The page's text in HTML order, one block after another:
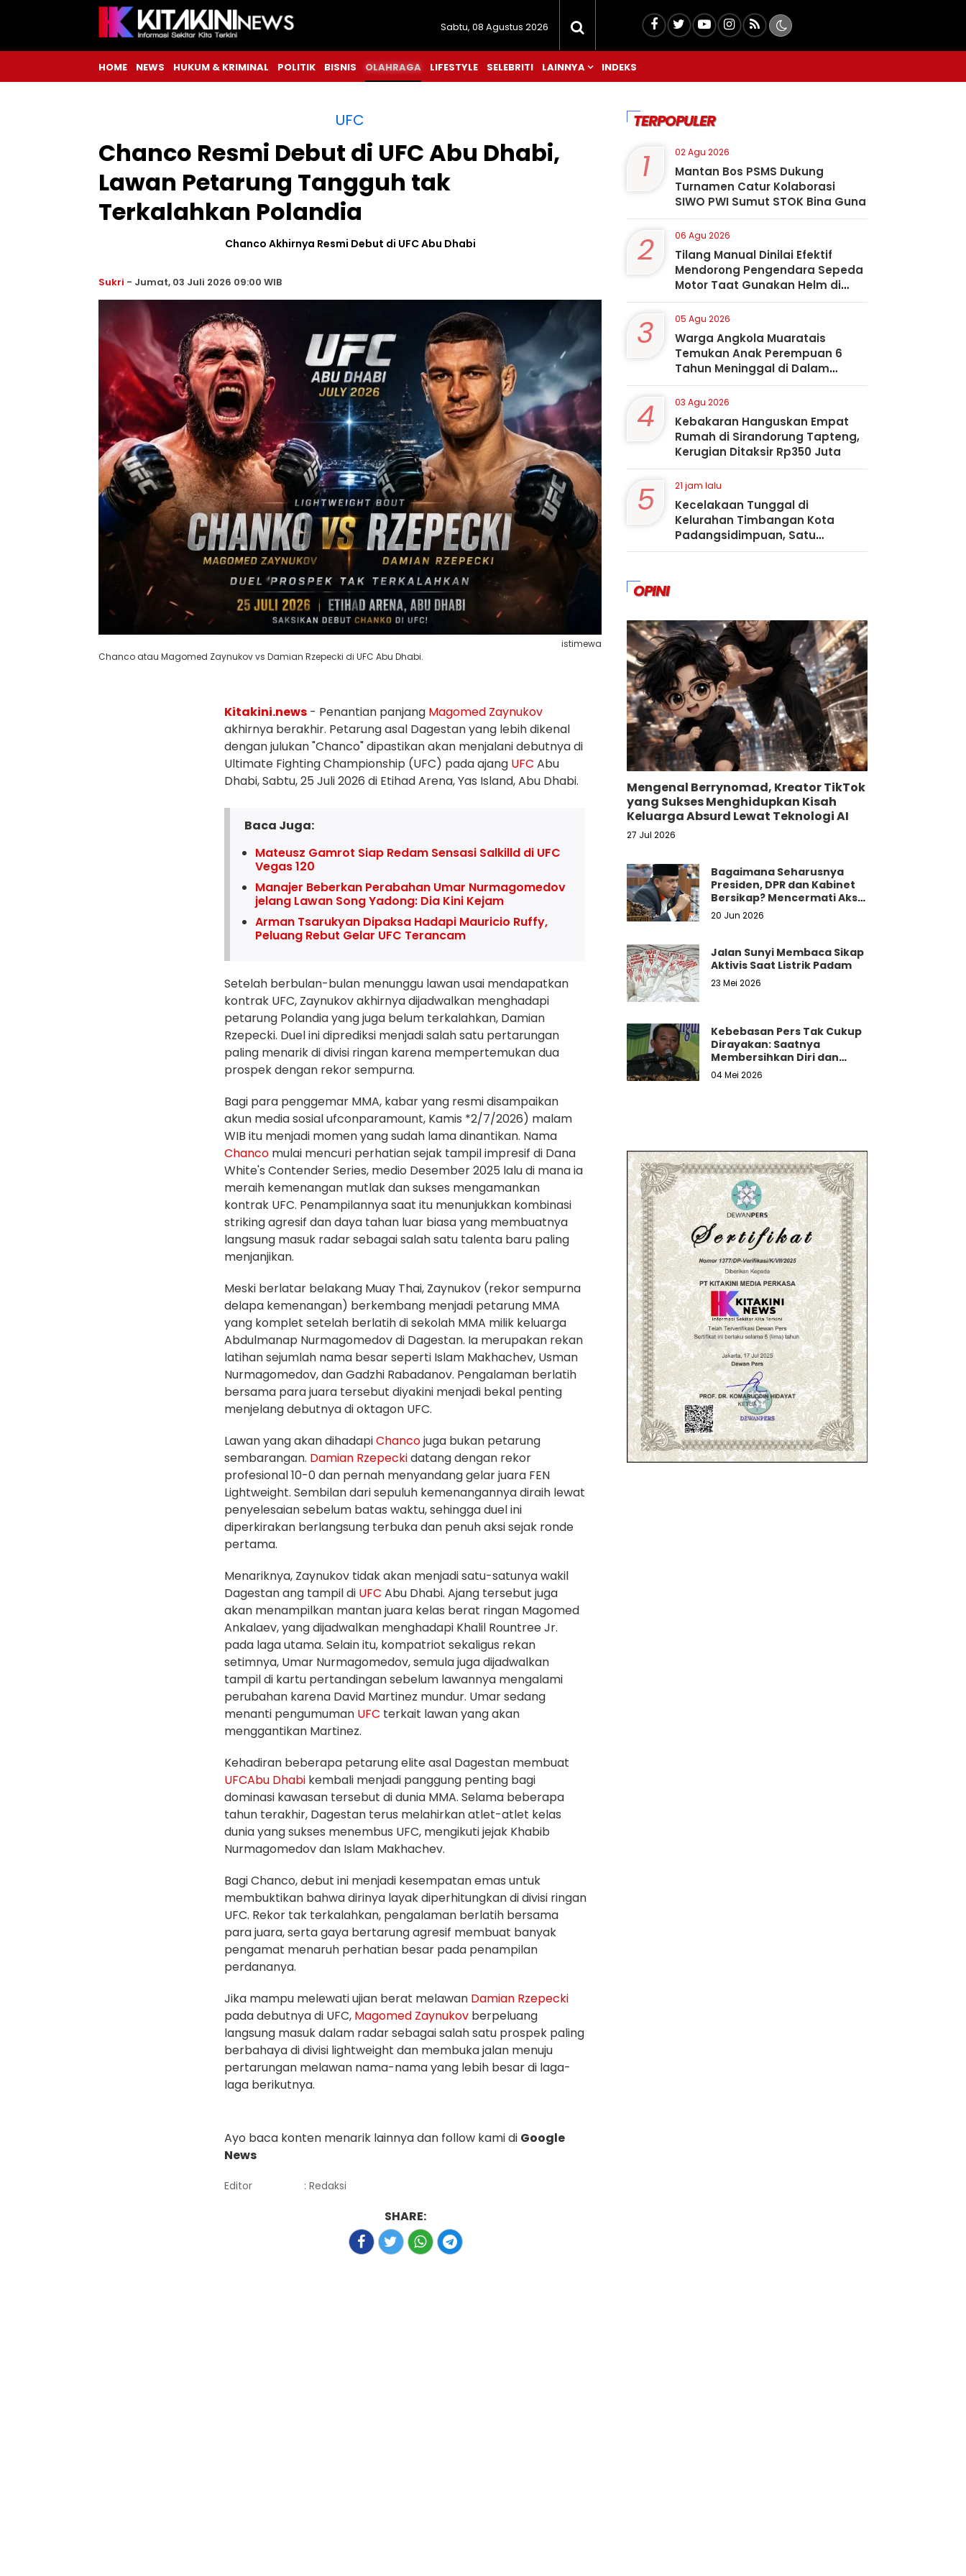
Sabtu, 08 Agustus 2026
HOME NEWS HUKUM & KRIMINAL POLITIK BISNIS OLAHRAGA LIFESTYLE SELEBRITI LAINNYA INDEKS
UFC
Chanco Resmi Debut di UFC Abu Dhabi,
Lawan Petarung Tangguh tak
Terkalahkan Polandia
Chanco Akhirnya Resmi Debut di UFC Abu Dhabi
Sukri - Jumat, 03 Juli 2026 09:00 WIB
istimewa
Chanco atau Magomed Zaynukov vs Damian Rzepecki di UFC Abu Dhabi.
Kitakini.news - Penantian panjang Magomed Zaynukov
akhirnya berakhir. Petarung asal Dagestan yang lebih dikenal
dengan julukan "Chanco" dipastikan akan menjalani debutnya di
Ultimate Fighting Championship (UFC) pada ajang UFC Abu
Dhabi, Sabtu, 25 Juli 2026 di Etihad Arena, Yas Island, Abu Dhabi.
Baca Juga:
Mateusz Gamrot Siap Redam Sensasi Salkilld di UFC
Vegas 120
Manajer Beberkan Perabahan Umar Nurmagomedov
jelang Lawan Song Yadong: Dia Kini Kejam
Arman Tsarukyan Dipaksa Hadapi Mauricio Ruffy,
Peluang Rebut Gelar UFC Terancam
Setelah berbulan-bulan menunggu lawan usai mendapatkan
kontrak UFC, Zaynukov akhirnya dijadwalkan menghadapi
petarung Polandia yang juga belum terkalahkan, Damian
Rzepecki. Duel ini diprediksi menjadi salah satu pertarungan
paling menarik di divisi ringan karena mempertemukan dua
prospek dengan rekor sempurna.
Bagi para penggemar MMA, kabar yang resmi disampaikan
akun media sosial ufconparamount, Kamis *2/7/2026) malam
WIB itu menjadi momen yang sudah lama dinantikan. Nama
Chanco mulai mencuri perhatian sejak tampil impresif di Dana
White's Contender Series, medio Desember 2025 lalu di mana ia
meraih kemenangan mutlak dan sukses mengamankan
kontrak UFC. Penampilannya saat itu menunjukkan kombinasi
striking agresif dan daya tahan luar biasa yang membuatnya
langsung masuk radar sebagai salah satu talenta baru paling
menjanjikan.
Meski berlatar belakang Muay Thai, Zaynukov (rekor sempurna
delapa kemenangan) berkembang menjadi petarung MMA
yang komplet setelah berlatih di sekolah MMA milik keluarga
Abdulmanap Nurmagomedov di Dagestan. Ia merupakan rekan
latihan sejumlah nama besar seperti Islam Makhachev, Usman
Nurmagomedov, dan Gadzhi Rabadanov. Pengalaman berlatih
bersama para juara tersebut diyakini menjadi bekal penting
menjelang debutnya di oktagon UFC.
Lawan yang akan dihadapiChancojuga bukan petarung
sembarangan. Damian Rzepeckidatang dengan rekor
profesional 10-0 dan pernah menyandang gelar juara FEN
Lightweight. Sembilan dari sepuluh kemenangannya diraih lewat
penyelesaian sebelum batas waktu, sehingga duel ini
diperkirakan berlangsung terbuka dan penuh aksi sejak ronde
pertama.
Menariknya, Zaynukov tidak akan menjadi satu-satunya wakil
Dagestan ang tampil di UFC Abu Dhabi. Ajang tersebut juga
akan menampilkan mantan juara kelas berat ringan Magomed
Ankalaev, yang dijadwalkan menghadapi Khalil Rountree Jr.
pada laga utama. Selain itu, kompatriot sekaligus rekan
setimnya, Umar Nurmagomedov, semula juga dijadwalkan
tampil di kartu pertandingan sebelum lawannya mengalami
perubahan karena David Martinez mundur. Umar sedang
menanti pengumuman UFC terkait lawan yang akan
menggantikan Martinez.
Kehadiran beberapa petarung elite asal Dagestan membuat
UFCAbu Dhabi kembali menjadi panggung penting bagi
dominasi kawasan tersebut di dunia MMA. Selama beberapa
tahun terakhir, Dagestan terus melahirkan atlet-atlet kelas
dunia yang sukses menembus UFC, mengikuti jejak Khabib
Nurmagomedov dan Islam Makhachev.
Bagi Chanco, debut ini menjadi kesempatan emas untuk
membuktikan bahwa dirinya layak diperhitungkan di divisi ringan
UFC. Rekor tak terkalahkan, pengalaman berlatih bersama
para juara, serta gaya bertarung agresif membuat banyak
pengamat menaruh perhatian besar pada penampilan
perdananya.
Jika mampu melewati ujian berat melawan Damian Rzepecki
pada debutnya di UFC, Magomed Zaynukov berpeluang
langsung masuk dalam radar sebagai salah satu prospek paling
berbahaya di divisi lightweight dan membuka jalan menuju
pertarungan melawan nama-nama yang lebih besar di laga-
laga berikutnya.
Ayo baca konten menarik lainnya dan follow kami di Google
News
Editor : Redaksi
SHARE:
TERPOPULER
1 02 Agu 2026
Mantan Bos PSMS Dukung
Turnamen Catur Kolaborasi
SIWO PWI Sumut STOK Bina Guna
2 06 Agu 2026
Tilang Manual Dinilai Efektif
Mendorong Pengendara Sepeda
Motor Taat Gunakan Helm di
Kota Padangsidimpuan
3 05 Agu 2026
Warga Angkola Muaratais
Temukan Anak Perempuan 6
Tahun Meninggal di Dalam
Sumur
4 03 Agu 2026
Kebakaran Hanguskan Empat
Rumah di Sirandorung Tapteng,
Kerugian Ditaksir Rp350 Juta
5 21 jam lalu
Kecelakaan Tunggal di
Kelurahan Timbangan Kota
Padangsidimpuan, Satu
Penumpang Tewas
OPINI
Mengenal Berrynomad, Kreator TikTok
yang Sukses Menghidupkan Kisah
Keluarga Absurd Lewat Teknologi AI
27 Jul 2026
Bagaimana Seharusnya
Presiden, DPR dan Kabinet
Bersikap? Mencermati Aksi
Damai Mahasiswa dan
20 Jun 2026
Jalan Sunyi Membaca Sikap
Aktivis Saat Listrik Padam
23 Mei 2026
Kebebasan Pers Tak Cukup
Dirayakan: Saatnya
Membersihkan Diri dan
Melawan Tekanan Nyata
04 Mei 2026